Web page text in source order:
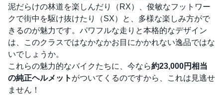
泥だらけの林道を楽しんだり（RX）、俊敏なフットワー
クで街中を駆け抜けたり（SX）と、多様な楽しみ方がで
きるのが魅力です。パワフルな走りと本格的なデザイン
は、このクラスではなかなかお目にかかれない逸品ではな
いでしょうか。
これらの魅力的なバイクたちに、今なら約23,000円相当
の純正ヘルメット がついてくるのですから、これは見逃せ
ません！